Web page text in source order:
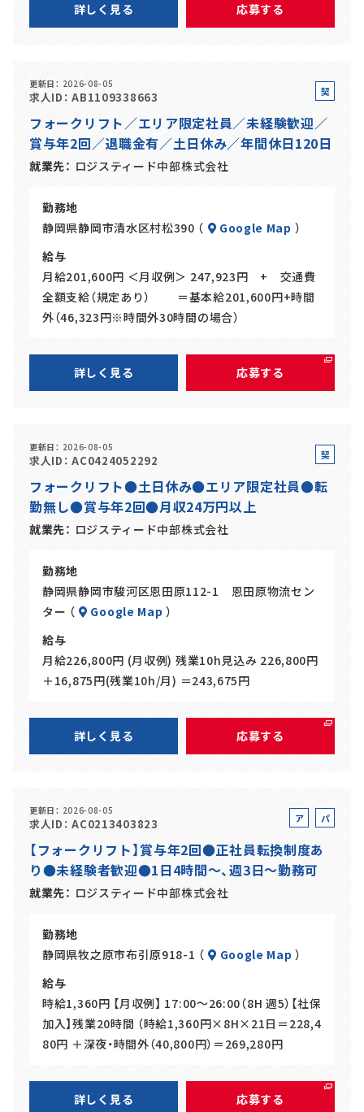
詳しく見る 応募する
更新日 2026-08-05
求人ID AB1109338663
契
社
員
フォークリフト／エリア限定社員／未経験歓迎／
賞与年2回／退職金有／土日休み／年間休日120日
就業先 ロジスティード中部株式会社
勤務地
静岡県静岡市清水区村松390 （
Google Map ）
給与
月給201,600円 ＜月収例＞ 247,923円 + 交通費
全額支給（規定あり） ＝基本給201,600円+時間
外（46,323円※時間外30時間の場合）
詳しく見る 応募する
更新日 2026-08-05
求人ID AC0424052292
契
社
フォークリフト●土日休み●エリア限定社員●転
勤無し●賞与年2回●月収24万円以上
就業先 ロジスティード中部株式会社
勤務地
静岡県静岡市駿河区恩田原112-1 恩田原物流セン
ター （
Google Map ）
給与
月給226,800円 (月収例) 残業10h見込み 226,800円
＋16,875円(残業10h/月) ＝243,675円
詳しく見る 応募する
更新日 2026-08-05
求人ID AC0213403823
ア
バ
イ
パ
ト
【フォークリフト】賞与年2回●正社員転換制度あ
り●未経験者歓迎●1日4時間～、週3日～勤務可
就業先 ロジスティード中部株式会社
勤務地
静岡県牧之原市布引原918-1 （
Google Map ）
給与
時給1,360円 【月収例】 17:00～26:00（8H 週5）【社保
加入】残業20時間 （時給1,360円×8H×21日＝228,4
80円 ＋深夜・時間外（40,800円）＝269,280円
詳しく見る 応募する